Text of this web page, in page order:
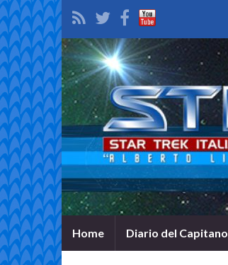
Home Diario del Capitano